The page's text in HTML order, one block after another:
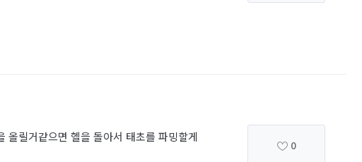
올릴거같으면 헬을 돌아서 태초를 파밍할게
0